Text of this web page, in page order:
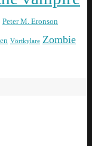
Peter M. Eronson
Vörtkylare Zombie